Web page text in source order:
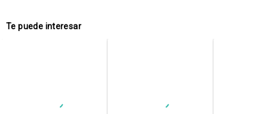
Te puede interesar